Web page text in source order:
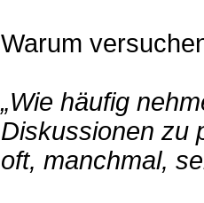
Warum
„Wie häufig
Diskussionen zu
oft, manchmal,